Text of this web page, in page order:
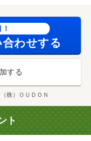
わせする
する
株）ＯＵＤＯＮ
ト